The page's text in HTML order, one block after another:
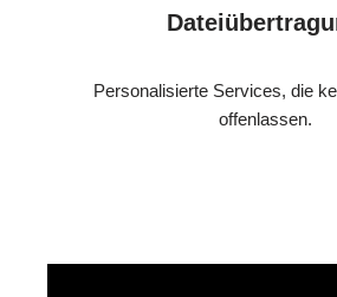
Personalisierte Services, die
offenlassen.